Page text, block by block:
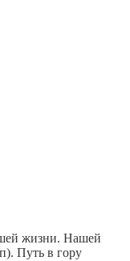
жизни. Нашей
Путь в гору